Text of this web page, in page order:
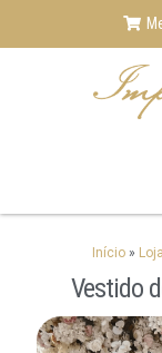
Início » Loja
Vestido